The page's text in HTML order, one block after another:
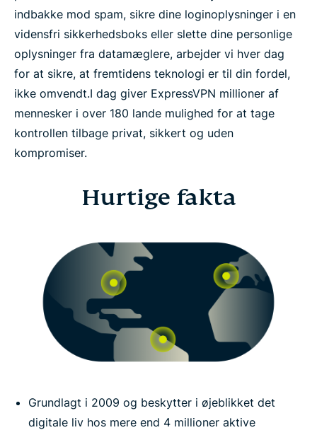
indbakke mod spam, sikre dine loginoplysninger i en
vidensfri sikkerhedsboks eller slette dine personlige
oplysninger fra datamæglere, arbejder vi hver dag
for at sikre, at fremtidens teknologi er til din fordel,
ikke omvendt.I dag giver ExpressVPN millioner af
mennesker i over 180 lande mulighed for at tage
kontrollen tilbage privat, sikkert og uden
kompromiser.
Hurtige fakta
Grundlagt i 2009 og beskytter i øjeblikket det
digitale liv hos mere end 4 millioner aktive